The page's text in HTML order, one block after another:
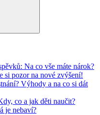
Na co vše máte nárok?
si pozor na nové zvýšení!
Výhody a na co si dát
co a jak děti naučit?
je nebaví?